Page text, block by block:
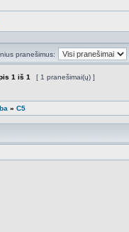
pranešimus:
1 iš 1 [ 1 pranešimai(ų) ]
» C5